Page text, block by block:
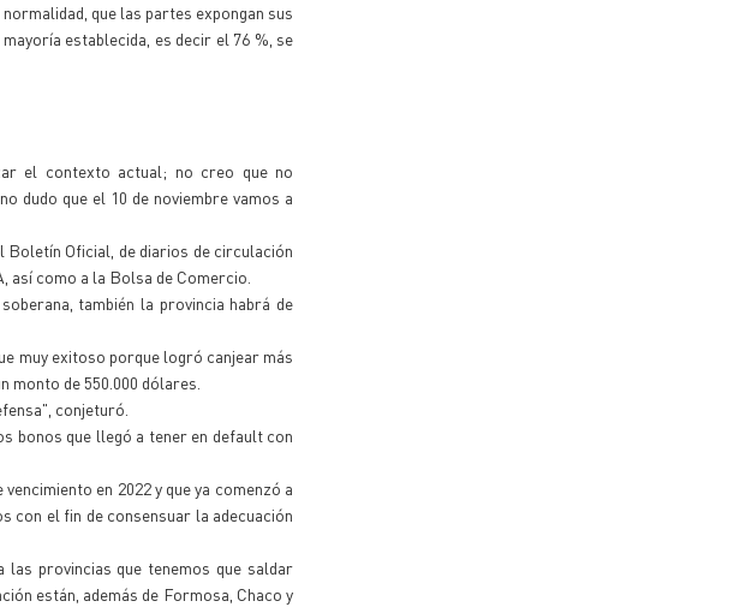
que las partes expongan sus
establecida, es decir el 76 %, se
el contexto actual; no creo que no
dudo que el 10 de noviembre vamos a
Oficial, de diarios de circulación
así como a la Bolsa de Comercio.
también la provincia habrá de
muy exitoso porque logró canjear más
monto de 550.000 dólares.
conjeturó.
bonos que llegó a tener en default con
en 2022 y que ya comenzó a
con el fin de consensuar la adecuación
provincias que tenemos que saldar
están, además de Formosa, Chaco y